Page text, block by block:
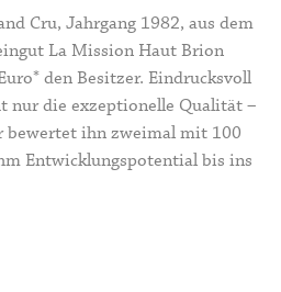
Cru, Jahrgang 1982, aus dem
La Mission Haut Brion
den Besitzer. Eindrucksvoll
nur die exzeptionelle Qualität –
bewertet ihn zweimal mit 100
Entwicklungspotential bis ins